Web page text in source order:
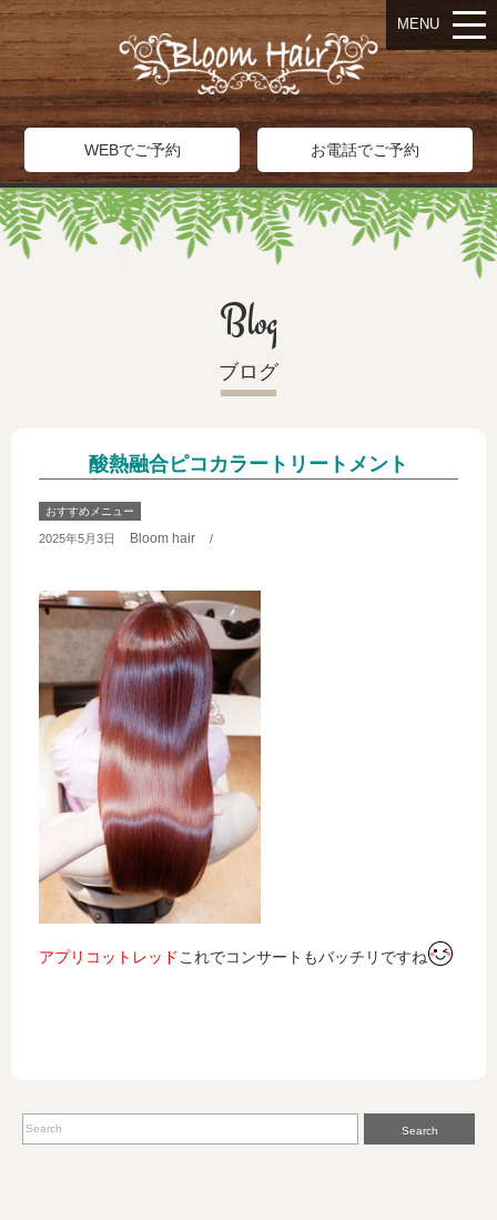
WEBでご予約 お電話でご予約
MENU
Blog
ブログ
酸熱融合ピコカラートリートメント
おすすめメニュー
2025年5月3日 Bloom hair /
アプリコットレッド これでコンサートもバッチリですね
Search